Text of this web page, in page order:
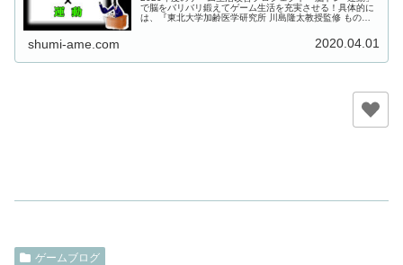
で脳をバリバリ鍛えてゲーム生活を充実させる！具体的に
は、『東北大学加齢医学研究所 川島隆太教授監修 ものす
shumi-ame.com 2020.04.01
ゲームブログ